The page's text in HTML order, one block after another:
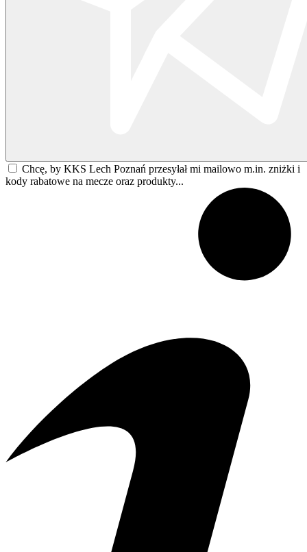
Chcę, by KKS Lech Poznań przesyłał mi mailowo m.in. zniżki i
kody rabatowe na mecze oraz produkty...